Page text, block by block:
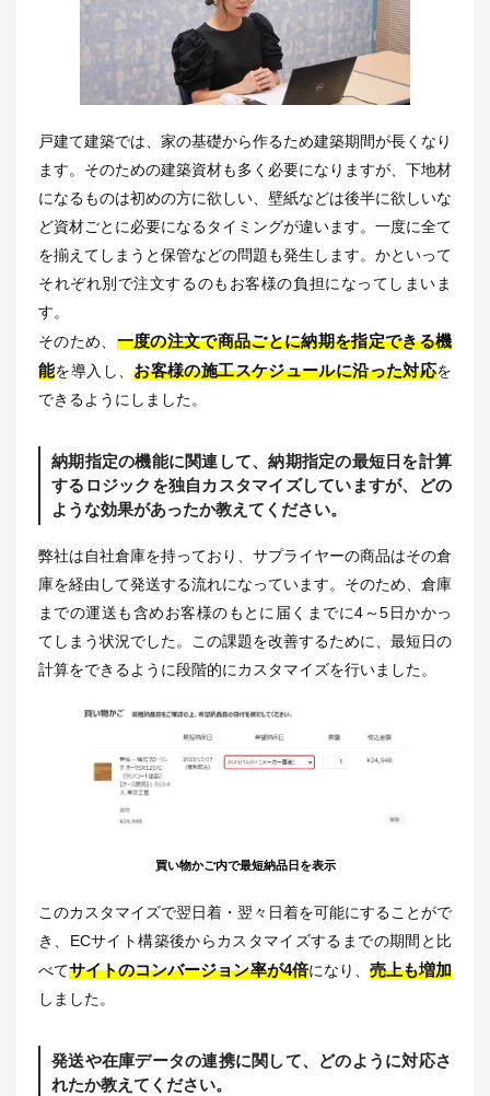
戸建て建築では、家の基礎から作るため建築期間が長くなり
ます。そのための建築資材も多く必要になりますが、下地材
になるものは初めの方に欲しい、壁紙などは後半に欲しいな
ど資材ごとに必要になるタイミングが違います。一度に全て
を揃えてしまうと保管などの問題も発生します。かといって
それぞれ別で注文するのもお客様の負担になってしまいま
す。
そのため、 一度の注文で商品ごとに納期を指定できる機
能を導入し、お客様の施工スケジュールに沿った対応を
できるようにしました。
納期指定の機能に関連して、納期指定の最短日を計算
するロジックを独自カスタマイズしていますが、どの
ような効果があったか教えてください。
弊社は自社倉庫を持っており、サプライヤーの商品はその倉
庫を経由して発送する流れになっています。そのため、倉庫
までの運送も含めお客様のもとに届くまでに4～5日かかっ
てしまう状況でした。この課題を改善するために、最短日の
計算をできるように段階的にカスタマイズを行いました。
買い物かご内で最短納品日を表示
このカスタマイズで翌日着・翌々日着を可能にすることがで
き、ECサイト構築後からカスタマイズするまでの期間と比
べてサイトのコンバージョン率が4倍になり、 売上も増加
しました。
発送や在庫データの連携に関して、どのように対応さ
れたか教えてください。